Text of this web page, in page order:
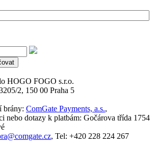
HOGO FOGO s.r.o.
2, 150 00 Praha 5
brány: ComGate Payments, a.s.,
nebo dotazy k platbám: Gočárova třída 1754
, Tel: +420 228 224 267